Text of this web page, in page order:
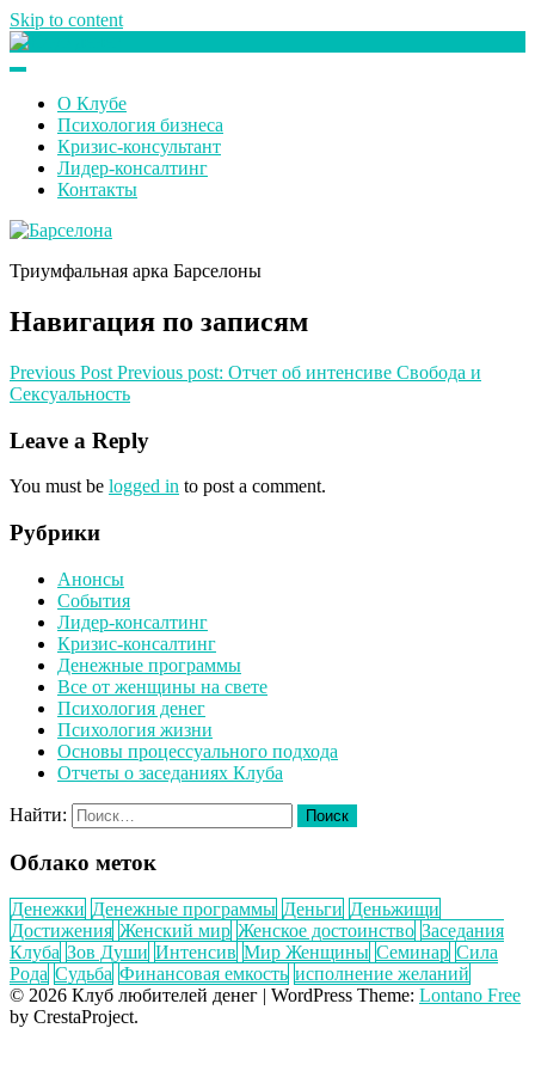
Skip to content
О Клубе
Психология бизнеса
Кризис-консультант
Лидер-консалтинг
Контакты
Триумфальная арка Барселоны
Навигация по записям
Previous Post Previous post: Отчет об интенсиве Свобода и
Сексуальность
Leave a Reply
You must be logged in to post a comment.
Рубрики
Анонсы
События
Лидер-консалтинг
Кризис-консалтинг
Денежные программы
Все от женщины на свете
Психология денег
Психология жизни
Основы процессуального подхода
Отчеты о заседаниях Клуба
Найти:
Облако меток
Денежки Денежные программы Деньги Деньжищи
Достижения Женский мир Женское достоинство Заседания
Клуба Зов Души Интенсив Мир Женщины Семинар Сила
Рода Судьба Финансовая емкость исполнение желаний
© 2026 Клуб любителей денег | WordPress Theme: Lontano Free
by CrestaProject.